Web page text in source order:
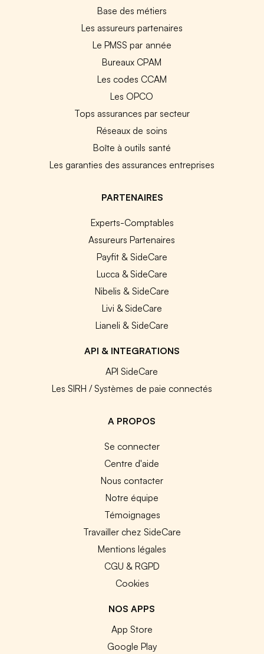
Base des métiers
Les assureurs partenaires
Le PMSS par année
Bureaux CPAM
Les codes CCAM
Les OPCO
Tops assurances par secteur
Réseaux de soins
Boîte à outils santé
Les garanties des assurances entreprises
PARTENAIRES
Experts-Comptables
Assureurs Partenaires
Payfit & SideCare
Lucca & SideCare
Nibelis & SideCare
Livi & SideCare
Lianeli & SideCare
API & INTEGRATIONS
API SideCare
Les SIRH / Systèmes de paie connectés
A PROPOS
Se connecter
Centre d'aide
Nous contacter
Notre équipe
Témoignages
Travailler chez SideCare
Mentions légales
CGU & RGPD
Cookies
NOS APPS
App Store
Google Play